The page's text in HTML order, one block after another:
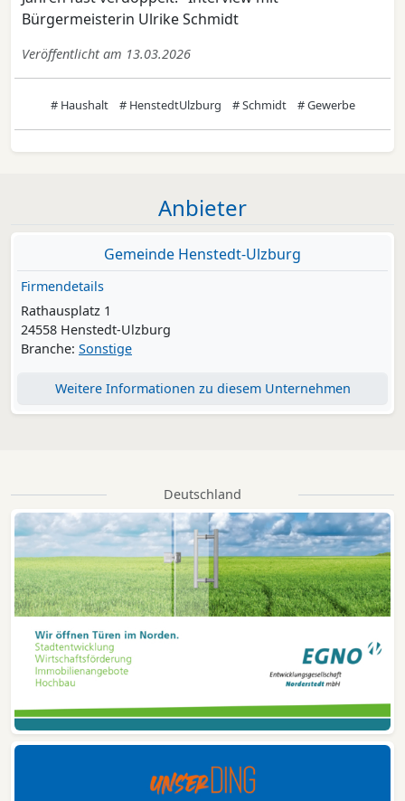
Bürgermeisterin Ulrike Schmidt
Veröffentlicht am 13.03.2026
# Haushalt # HenstedtUlzburg # Schmidt # Gewerbe
Anbieter
Gemeinde Henstedt-Ulzburg
Firmendetails
Rathausplatz 1
24558 Henstedt-Ulzburg
Branche: Sonstige
Weitere Informationen zu diesem Unternehmen
Deutschland